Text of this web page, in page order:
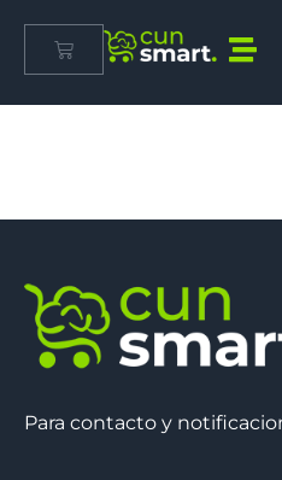
User Account
Para contacto y